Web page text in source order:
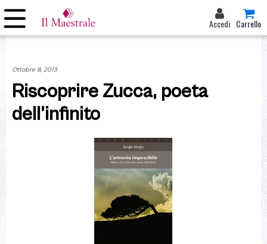
Accedi Carrello
Ottobre 8, 2013
Riscoprire Zucca, poeta
dell’infinito